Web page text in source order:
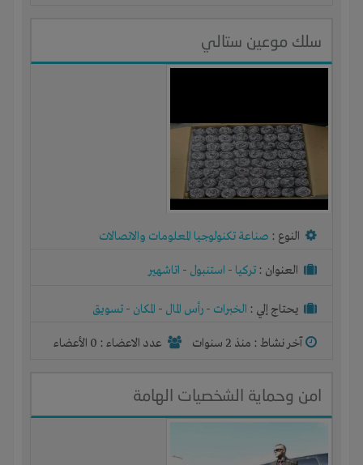
سلك موعين ستالي
النوع : صناعة تكنولوجيا المعلومات والاتصالات
العنوان : تركيا - استنبول - اتاشهير
يحتاج إلي : الخبرات - رأس المال - المكان - تسويق
آخر نشاط : منذ 2 سنوات عدد الاعضاء : 0 الأعضاء
امن وحماية الشخصيات الهامة